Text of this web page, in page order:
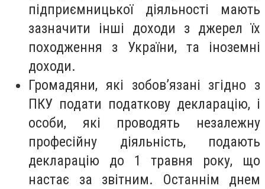
підприємницької діяльності мають
зазначити інші доходи з джерел їх
походження з України, та іноземні
доходи.
Громадяни, які зобов’язані згідно з
ПКУ подати податкову декларацію, і
особи, які проводять незалежну
професійну діяльність, подають
декларацію до 1 травня року, що
настає за звітним. Останнім днем